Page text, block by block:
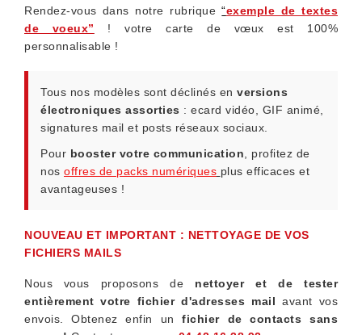
Rendez-vous dans notre rubrique“exemple de textes
de voeux” ! votre carte de vœux est 100%
personnalisable !
Tous nos modèles sont déclinés en versions
électroniques assorties : ecard vidéo, GIF animé,
signatures mail et posts réseaux sociaux.
Pour booster votre communication , profitez de
nos offres de packs numériques plus efficaces et
avantageuses !
NOUVEAU ET IMPORTANT : NETTOYAGE DE VOS
FICHIERS MAILS
Nous vous proposons de nettoyer et de tester
entièrement votre fichier d'adresses mail avant vos
envois. Obtenez enfin unfichier de contacts sans